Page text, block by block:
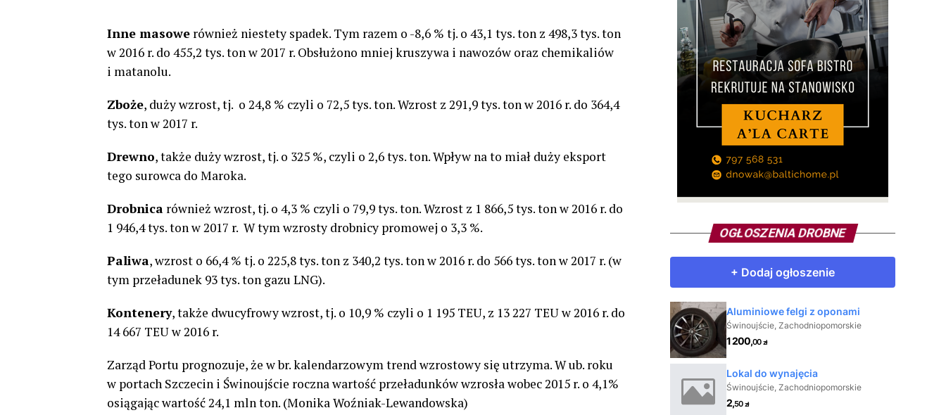
Inne masowe również niestety spadek. Tym razem o -8,6 % tj. o 43,1 tys. ton z 498,3 tys. ton
w 2016 r. do 455,2 tys. ton w 2017 r. Obsłużono mniej kruszywa i nawozów oraz chemikaliów
i matanolu.
Zboże, duży wzrost, tj. o 24,8 % czyli o 72,5 tys. ton. Wzrost z 291,9 tys. ton w 2016 r. do 364,4
tys. ton w 2017 r.
Drewno, także duży wzrost, tj. o 325 %, czyli o 2,6 tys. ton. Wpływ na to miał duży eksport
tego surowca do Maroka.
Drobnica również wzrost, tj. o 4,3 % czyli o 79,9 tys. ton. Wzrost z 1 866,5 tys. ton w 2016 r. do
1 946,4 tys. ton w 2017 r. W tym wzrosty drobnicy promowej o 3,3 %.
Paliwa, wzrost o 66,4 % tj. o 225,8 tys. ton z 340,2 tys. ton w 2016 r. do 566 tys. ton w 2017 r. (w
tym przeładunek 93 tys. ton gazu LNG).
Kontenery, także dwucyfrowy wzrost, tj. o 10,9 % czyli o 1 195 TEU, z 13 227 TEU w 2016 r. do
14 667 TEU w 2016 r.
Zarząd Portu prognozuje, że w br. kalendarzowym trend wzrostowy się utrzyma. W ub. roku
w portach Szczecin i Świnoujście roczna wartość przeładunków wzrosła wobec 2015 r. o 4,1%
osiągając wartość 24,1 mln ton. (Monika Woźniak-Lewandowska)
OGŁOSZENIA DROBNE